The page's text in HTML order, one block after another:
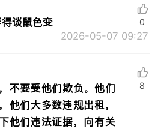
谈鼠色变
2026-05-07 09:27
0
不要受他们欺负。他们
他们大多数违规出租，
他们违法证据，向有关
8